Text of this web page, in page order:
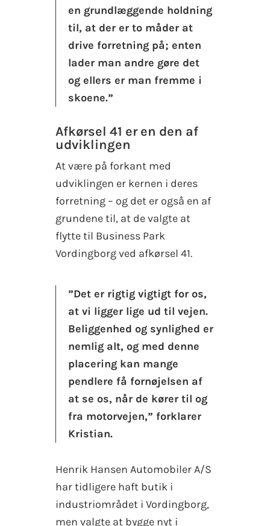
en grundlæggende holdning
til, at der er to måder at
drive forretning på; enten
lader man andre gøre det
og ellers er man fremme i
skoene.”
Afkørsel 41 er en den af
udviklingen
At være på forkant med
udviklingen er kernen i deres
forretning – og det er også en af
grundene til, at de valgte at
flytte til Business Park
Vordingborg ved afkørsel 41.
”Det er rigtig vigtigt for os,
at vi ligger lige ud til vejen.
Beliggenhed og synlighed er
nemlig alt, og med denne
placering kan mange
pendlere få fornøjelsen af
at se os, når de kører til og
fra motorvejen,” forklarer
Kristian.
Henrik Hansen Automobiler A/S
har tidligere haft butik i
industriområdet i Vordingborg,
men valgte at bygge nyt i